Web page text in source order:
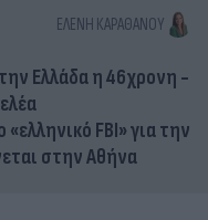
ΕΛΈΝΗ ΚΑΡΑΘΆΝΟΥ
Ελλάδα η 46χρονη -
FBI» για την
στην Αθήνα